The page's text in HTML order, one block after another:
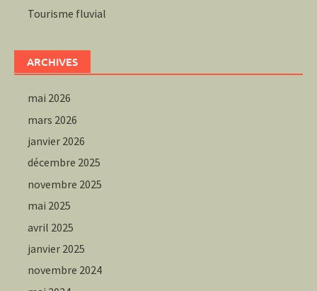
Tourisme fluvial
ARCHIVES
mai 2026
mars 2026
janvier 2026
décembre 2025
novembre 2025
mai 2025
avril 2025
janvier 2025
novembre 2024